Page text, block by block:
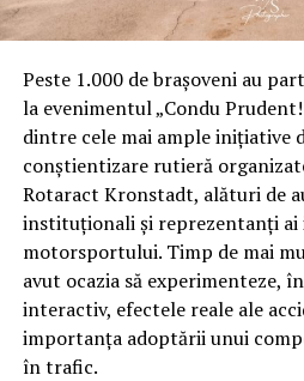
Peste 1.000 de brașoveni au
la evenimentul „Condu
dintre cele mai ample inițiative
conștientizare rutieră
Rotaract Kronstadt, alături de
instituționali și reprezentanți ai
motorsportului. Timp de mai
avut ocazia să experimenteze,
interactiv, efectele reale ale
importanța adoptării unui
în trafic.